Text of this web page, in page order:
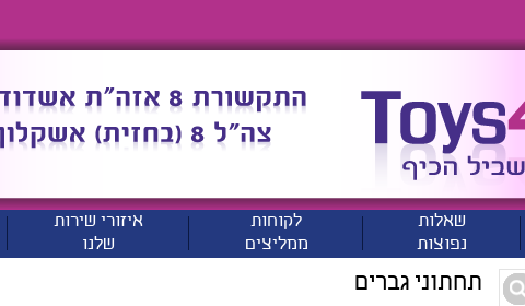
שאלות
נפוצות
לקוחות
ממליצים
איזורי שירות
שלנו
תחתוני גברים